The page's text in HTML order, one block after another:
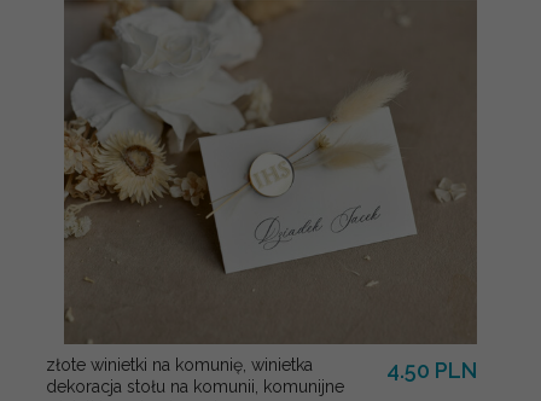
złote winietki na komunię, winietka
dekoracja stołu na komunii, komunijne
4.50 PLN